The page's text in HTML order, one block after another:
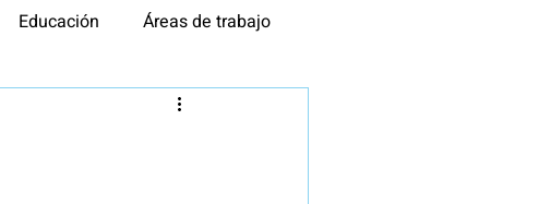
Educación Áreas de trabajo
Ética y Responsabilidad